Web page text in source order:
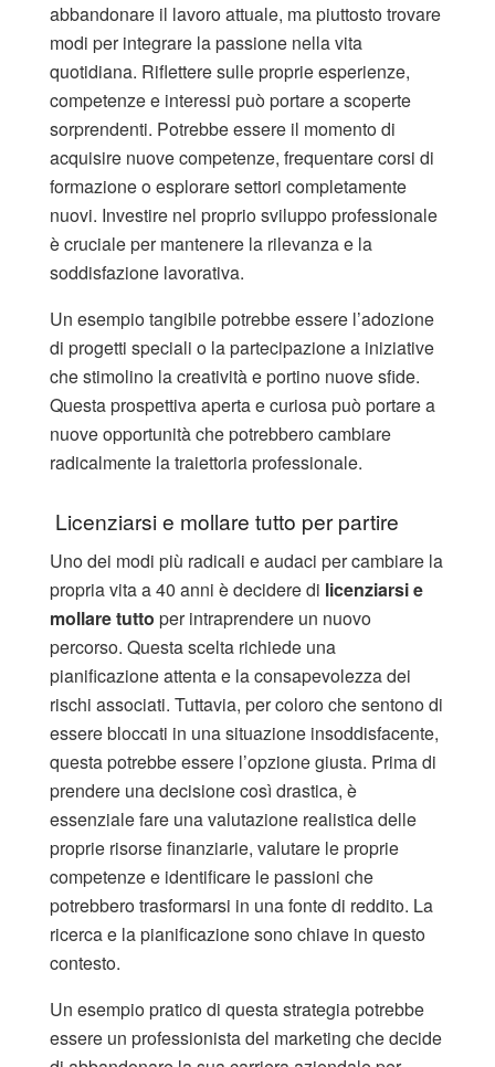
abbandonare il lavoro attuale, ma piuttosto trovare
modi per integrare la passione nella vita
quotidiana. Riflettere sulle proprie esperienze,
competenze e interessi può portare a scoperte
sorprendenti. Potrebbe essere il momento di
acquisire nuove competenze, frequentare corsi di
formazione o esplorare settori completamente
nuovi. Investire nel proprio sviluppo professionale
è cruciale per mantenere la rilevanza e la
soddisfazione lavorativa.
Un esempio tangibile potrebbe essere l’adozione
di progetti speciali o la partecipazione a iniziative
che stimolino la creatività e portino nuove sfide.
Questa prospettiva aperta e curiosa può portare a
nuove opportunità che potrebbero cambiare
radicalmente la traiettoria professionale.
Licenziarsi e mollare tutto per partire
Uno dei modi più radicali e audaci per cambiare la
propria vita a 40 anni è decidere di licenziarsi e
mollare tutto per intraprendere un nuovo
percorso. Questa scelta richiede una
pianificazione attenta e la consapevolezza dei
rischi associati. Tuttavia, per coloro che sentono di
essere bloccati in una situazione insoddisfacente,
questa potrebbe essere l’opzione giusta. Prima di
prendere una decisione così drastica, è
essenziale fare una valutazione realistica delle
proprie risorse finanziarie, valutare le proprie
competenze e identificare le passioni che
potrebbero trasformarsi in una fonte di reddito. La
ricerca e la pianificazione sono chiave in questo
contesto.
Un esempio pratico di questa strategia potrebbe
essere un professionista del marketing che decide